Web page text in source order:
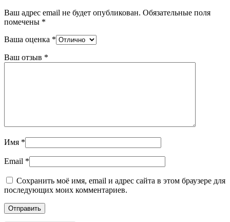
Ваш адрес email не будет опубликован. Обязательные поля
помечены *
Ваша оценка *
Ваш отзыв *
Имя *
Email *
Сохранить моё имя, email и адрес сайта в этом браузере для
последующих моих комментариев.